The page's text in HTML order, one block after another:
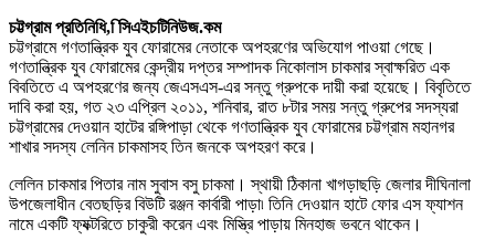
চট্টগ্রাম প্রতিনিধি, িসিএইচটিনিউজ.কম
চট্টগ্রামে গণতান্ত্রিক যুব ফোরামের নেতাকে অপহরণের অভিযোগ পাওয়া গেছে।
গণতান্ত্রিক যুব ফোরামের কেন্দ্রীয় দপ্তর সম্পাদক নিকোলাস চাকমার স্বাক্ষরিত এক
বিবতিতে এ অপহরণের জন্য জেএসএস-এর সন্তু গ্রুপকে দায়ী করা হয়েছে। বিবৃতিতে
দাবি করা হয়, গত ২৩ এপ্রিল ২০১১, শনিবার, রাত ৮টার সময় সন্তু গ্রুপের সদস্যরা
চট্টগ্রামের দেওয়ান হাটের রঙ্গিপাড়া থেকে গণতান্ত্রিক যুব ফোরামের চট্টগ্রাম মহানগর
শাখার সদস্য লেনিন চাকমাসহ তিন জনকে অপহরণ করে।
লেলিন চাকমার পিতার নাম সুবাস বসু চাকমা। স্থায়ী ঠিকানা খাগড়াছড়ি জেলার দীঘিনালা
উপজেলাধীন বেতছড়ির বিউটি রঞ্জন কার্বারী পাড়া৷ তিনি দেওয়ান হাটে ফোর এস ফ্যাশন
নামে একটি ফ্যক্টরিতে চাকুরী করেন এবং মিস্ত্রি পাড়ায় মিনহাজ ভবনে থাকেন।